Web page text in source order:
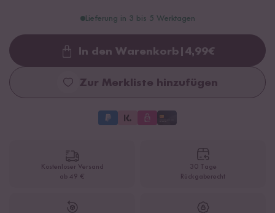
Lieferung in 3 bis 5 Werktagen
Loading...
In den Warenkorb 4,99€
Zur Merkliste hinzufügen
Kostenloser Versand
ab 49 €
30 Tage
Rückgaberecht